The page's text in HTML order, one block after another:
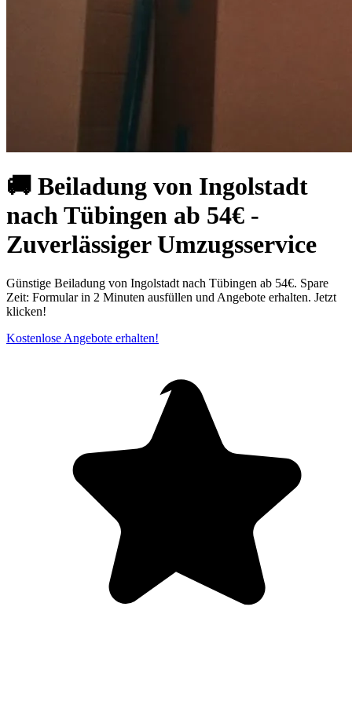
🚚 Beiladung von Ingolstadt
nach Tübingen ab 54€ -
Zuverlässiger Umzugsservice
Günstige Beiladung von Ingolstadt nach Tübingen ab 54€. Spare
Zeit: Formular in 2 Minuten ausfüllen und Angebote erhalten. Jetzt
klicken!
Kostenlose Angebote erhalten!